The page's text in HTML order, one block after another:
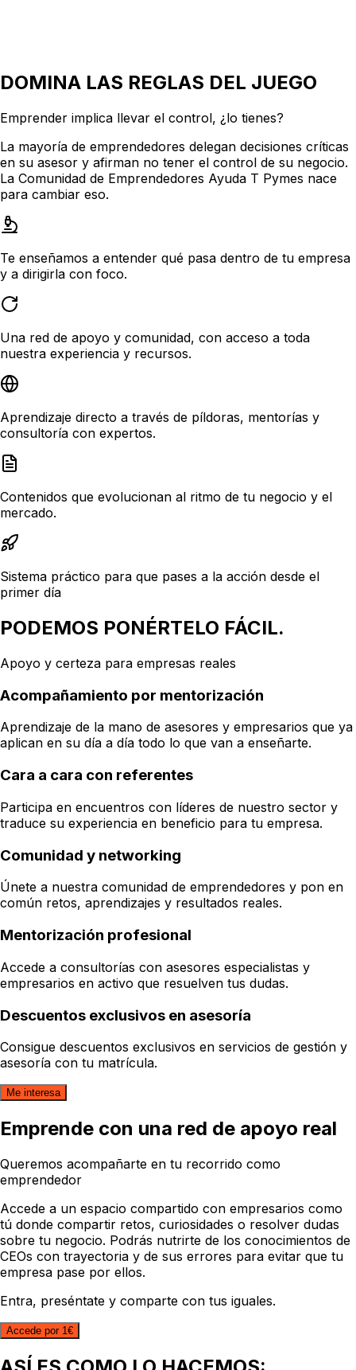
DOMINA LAS REGLAS DEL JUEGO
Emprender implica llevar el control, ¿lo tienes?
La mayoría de emprendedores delegan decisiones críticas
en su asesor y afirman no tener el control de su negocio.
La Comunidad de Emprendedores Ayuda T Pymes nace
para cambiar eso.
Te enseñamos a entender qué pasa dentro de tu empresa
y a dirigirla con foco.
Una red de apoyo y comunidad, con acceso a toda
nuestra experiencia y recursos.
Aprendizaje directo a través de píldoras, mentorías y
consultoría con expertos.
Contenidos que evolucionan al ritmo de tu negocio y el
mercado.
Sistema práctico para que pases a la acción desde el
primer día
PODEMOS PONÉRTELO FÁCIL.
Apoyo y certeza para empresas reales
Acompañamiento por mentorización
Aprendizaje de la mano de asesores y empresarios que ya
aplican en su día a día todo lo que van a enseñarte.
Cara a cara con referentes
Participa en encuentros con líderes de nuestro sector y
traduce su experiencia en beneficio para tu empresa.
Comunidad y networking
Únete a nuestra comunidad de emprendedores y pon en
común retos, aprendizajes y resultados reales.
Mentorización profesional
Accede a consultorías con asesores especialistas y
empresarios en activo que resuelven tus dudas.
Descuentos exclusivos en asesoría
Consigue descuentos exclusivos en servicios de gestión y
asesoría con tu matrícula.
Me interesa
Emprende con una red de apoyo real
Queremos acompañarte en tu recorrido como
emprendedor
Accede a un espacio compartido con empresarios como
tú donde compartir retos, curiosidades o resolver dudas
sobre tu negocio. Podrás nutrirte de los conocimientos de
CEOs con trayectoria y de sus errores para evitar que tu
empresa pase por ellos.
Entra, preséntate y comparte con tus iguales.
Accede por 1€